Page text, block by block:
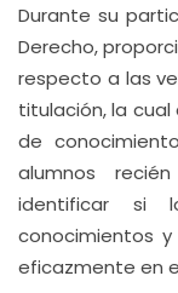
Durante su
Derecho,
respecto a las
titulación, la cual
de
alumnos
identificar si
conocimientos y
eficazmente en